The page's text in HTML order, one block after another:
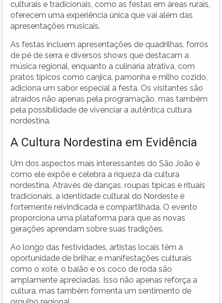
culturais e tradicionais, como as festas em áreas rurais,
oferecem uma experiência única que vai além das
apresentações musicais.
As festas incluem apresentações de quadrilhas, forrós
de pé de serra e diversos shows que destacam a
música regional, enquanto a culinária atrativa, com
pratos típicos como canjica, pamonha e milho cozido,
adiciona um sabor especial à festa. Os visitantes são
atraídos não apenas pela programação, mas também
pela possibilidade de vivenciar a autêntica cultura
nordestina.
A Cultura Nordestina em Evidência
Um dos aspectos mais interessantes do São João é
como ele expõe e celebra a riqueza da cultura
nordestina. Através de danças, roupas típicas e rituais
tradicionais, a identidade cultural do Nordeste é
fortemente reivindicada e compartilhada. O evento
proporciona uma plataforma para que as novas
gerações aprendam sobre suas tradições.
Ao longo das festividades, artistas locais têm a
oportunidade de brilhar, e manifestações culturais
como o xote, o baião e os coco de roda são
amplamente apreciadas. Isso não apenas reforça a
cultura, mas também fomenta um sentimento de